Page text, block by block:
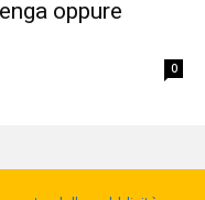
oppure
0